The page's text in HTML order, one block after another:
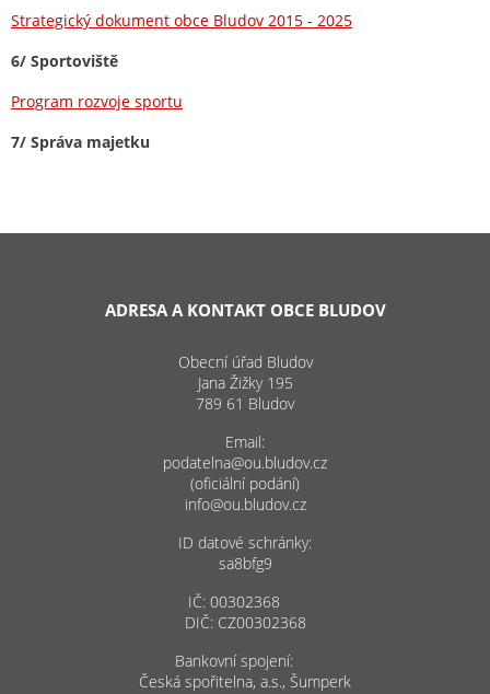
Strategický dokument obce Bludov 2015 - 2025
6/ Sportoviště
Program rozvoje sportu
7/ Správa majetku
ADRESA A KONTAKT OBCE BLUDOV
Obecní úřad Bludov
Jana Žižky 195
789 61 Bludov
Email:
podatelna@ou.bludov.cz
(oficiální podání)
info@ou.bludov.cz
ID datové schránky:
sa8bfg9
IČ: 00302368
DIČ: CZ00302368
Bankovní spojení:
Česká spořitelna, a.s., Šumperk